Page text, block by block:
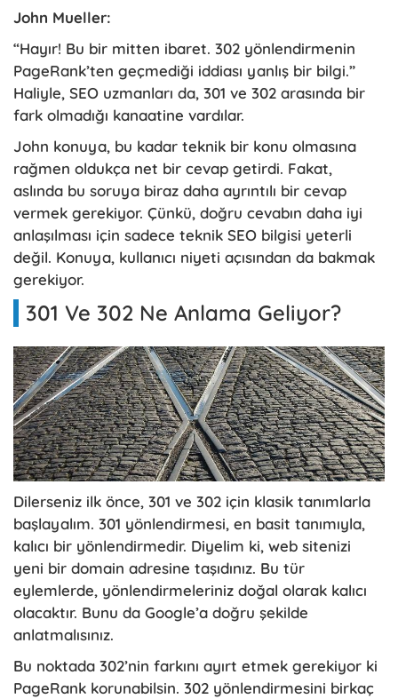
John Mueller:
“Hayır! Bu bir mitten ibaret. 302 yönlendirmenin
PageRank’ten geçmediği iddiası yanlış bir bilgi.”
Haliyle, SEO uzmanları da, 301 ve 302 arasında bir
fark olmadığı kanaatine vardılar.
John konuya, bu kadar teknik bir konu olmasına
rağmen oldukça net bir cevap getirdi. Fakat,
aslında bu soruya biraz daha ayrıntılı bir cevap
vermek gerekiyor. Çünkü, doğru cevabın daha iyi
anlaşılması için sadece teknik SEO bilgisi yeterli
değil. Konuya, kullanıcı niyeti açısından da bakmak
gerekiyor.
301 Ve 302 Ne Anlama Geliyor?
Dilerseniz ilk önce, 301 ve 302 için klasik tanımlarla
başlayalım. 301 yönlendirmesi, en basit tanımıyla,
kalıcı bir yönlendirmedir. Diyelim ki, web sitenizi
yeni bir domain adresine taşıdınız. Bu tür
eylemlerde, yönlendirmeleriniz doğal olarak kalıcı
olacaktır. Bunu da Google’a doğru şekilde
anlatmalısınız.
Bu noktada 302’nin farkını ayırt etmek gerekiyor ki
PageRank korunabilsin. 302 yönlendirmesini birkaç